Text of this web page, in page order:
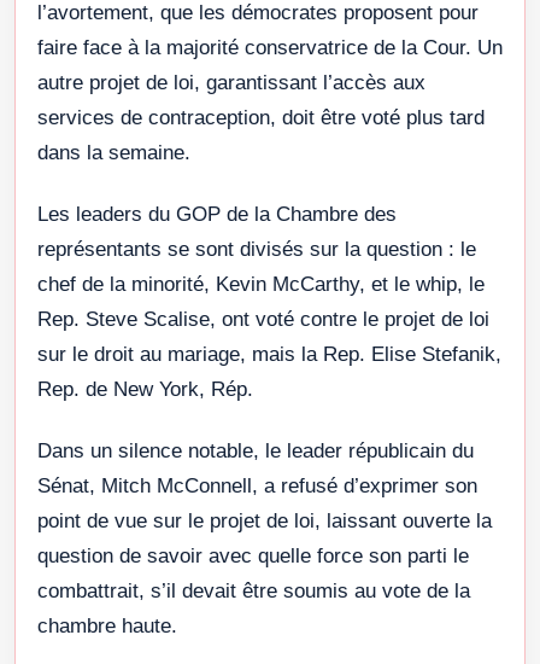
l’avortement, que les démocrates proposent pour
faire face à la majorité conservatrice de la Cour. Un
autre projet de loi, garantissant l’accès aux
services de contraception, doit être voté plus tard
dans la semaine.
Les leaders du GOP de la Chambre des
représentants se sont divisés sur la question : le
chef de la minorité, Kevin McCarthy, et le whip, le
Rep. Steve Scalise, ont voté contre le projet de loi
sur le droit au mariage, mais la Rep. Elise Stefanik,
Rep. de New York, Rép.
Dans un silence notable, le leader républicain du
Sénat, Mitch McConnell, a refusé d’exprimer son
point de vue sur le projet de loi, laissant ouverte la
question de savoir avec quelle force son parti le
combattrait, s’il devait être soumis au vote de la
chambre haute.